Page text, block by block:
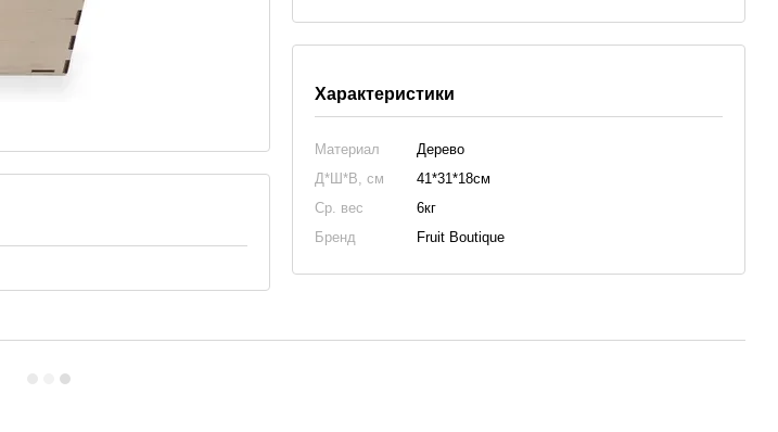
Характеристики
Материал
Дерево
Д*Ш*В, см
41*31*18см
Ср. вес
6кг
Бренд
Fruit Boutique